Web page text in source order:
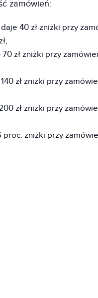
zamówień:
40 zł zniżki przy
70 zł zniżki przy
zł zniżki przy
zł zniżki przy
proc. zniżki przy